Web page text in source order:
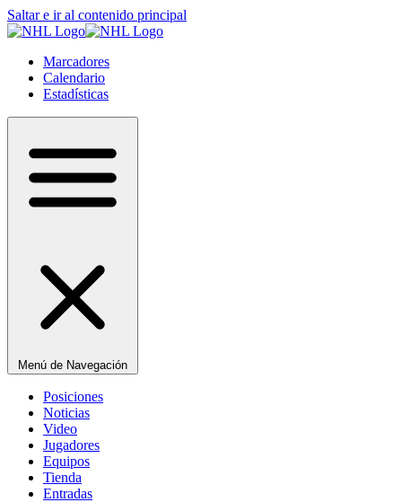
Saltar e ir al contenido principal
Marcadores
Calendario
Estadísticas
Menú de Navegación
Posiciones
Noticias
Video
Jugadores
Equipos
Tienda
Entradas